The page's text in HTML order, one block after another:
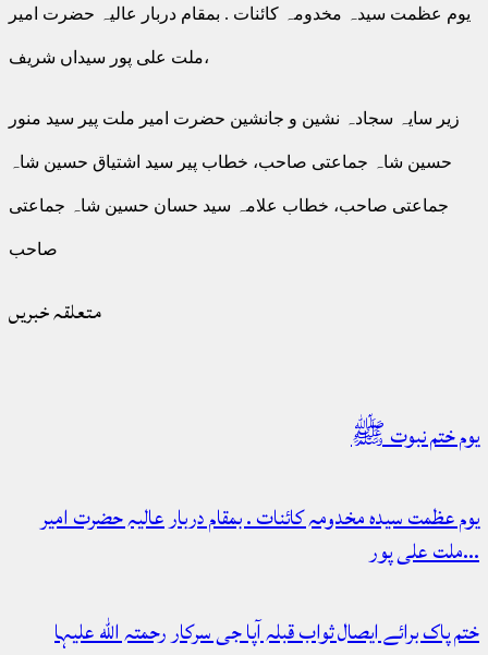
یوم عظمت سیدہ مخدومہ کائنات . بمقام دربار عالیہ حضرت امیر
ملت علی پور سیداں شریف،
زیر سایہ سجادہ نشین و جانشین حضرت امیر ملت پیر سید منور
حسین شاہ جماعتی صاحب، خطاب پیر سید اشتیاق حسین شاہ
جماعتی صاحب، خطاب علامہ سید حسان حسین شاہ جماعتی
صاحب
متعلقہ خبریں
یوم ختم نبوت ﷺ
یوم عظمت سیدہ مخدومہ کائنات . بمقام دربار عالیہ حضرت امیر
ملت علی پور…
ختم پاک برائے ایصال ثواب قبلہ آپا جی سرکار رحمتہ الله علیہا